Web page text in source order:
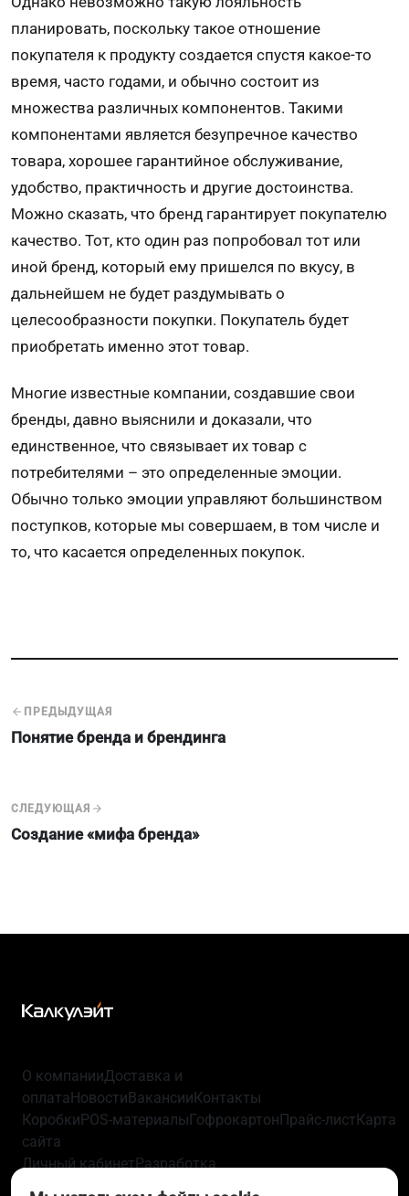
планировать, поскольку такое отношение
покупателя к продукту создается спустя какое-то
время, часто годами, и обычно состоит из
множества различных компонентов. Такими
компонентами является безупречное качество
товара, хорошее гарантийное обслуживание,
удобство, практичность и другие достоинства.
Можно сказать, что бренд гарантирует покупателю
качество. Тот, кто один раз попробовал тот или
иной бренд, который ему пришелся по вкусу, в
дальнейшем не будет раздумывать о
целесообразности покупки. Покупатель будет
приобретать именно этот товар.
Многие известные компании, создавшие свои
бренды, давно выяснили и доказали, что
единственное, что связывает их товар с
потребителями – это определенные эмоции.
Обычно только эмоции управляют большинством
поступков, которые мы совершаем, в том числе и
то, что касается определенных покупок.
ПРЕДЫДУЩАЯ
Понятие бренда и брендинга
СЛЕДУЮЩАЯ
Создание «мифа бренда»
О компанииДоставка и
оплатаНовостиВакансииКонтакты
КоробкиPOS-материалыГофрокартонПрайс-листКарта
сайта
Личный кабинетРазработка